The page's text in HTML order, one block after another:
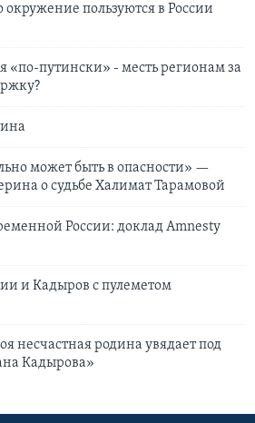
пользуются в России
«по-путински» - месть регионам за
может быть в опасности» —
о судьбе Халимат Тарамовой
России: доклад Amnesty
и Кадыров с пулеметом
несчастная родина увядает под
Кадырова»